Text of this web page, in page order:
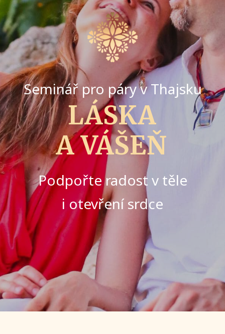
Seminář pro páry v Thajsku
LÁSKA
A VÁŠEŇ
Podpořte radost v těle
i otevření srdce